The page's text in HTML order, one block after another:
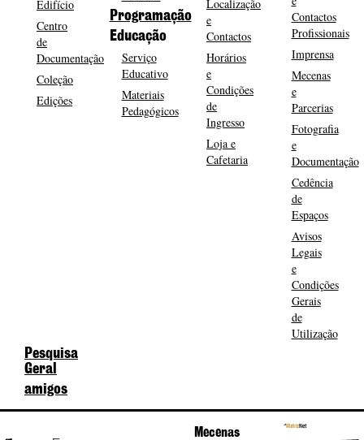
Edifício
Centro
de
Documentação
Coleção
Edições
Programação
Educação
Serviço
Educativo
Materiais
Pedagógicos
Localização
e
Contactos
Horários
e
Condições
de
Ingresso
Loja e
Cafetaria
Contactos
Profissionais
Imprensa
Mecenas
e
Parcerias
Fotografia
e
Documentação
Cedência
de
Espaços
Avisos
Legais
e
Condições
Gerais
de
Utilização
Pesquisa
Geral
amigos
Mecenas